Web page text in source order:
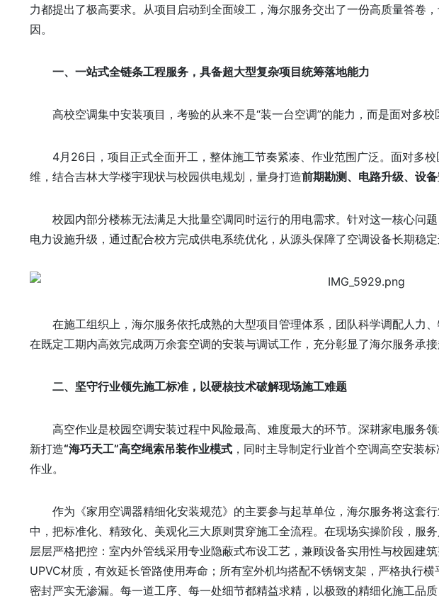
力都提出了极高要求。从项目启动到全面竣工，海尔服务交出了一份高质量答卷
因。
一、一站式全链条工程服务，具备超大型复杂项目统筹落地能力
高校空调集中安装项目，考验的从来不是“装一台空调”的能力，而是面对多
4月26日，项目正式全面开工，整体施工节奏紧凑、作业范围广泛。面对多
维，结合吉林大学楼宇现状与校园供电规划，量身打造前期勘测、电路升级、设
校园内部分楼栋无法满足大批量空调同时运行的用电需求。针对这一核心问
电力设施升级，通过配合校方完成供电系统优化，从源头保障了空调设备长期稳
在施工组织上，海尔服务依托成熟的大型项目管理体系，团队科学调配人力
在既定工期内高效完成两万余套空调的安装与调试工作，充分彰显了海尔服务承
二、坚守行业领先施工标准，以硬核技术破解现场施工难题
高空作业是校园空调安装过程中风险最高、难度最大的环节。深耕家电服务
新打造“海巧天工”高空绳索吊装作业模式 ，同时主导制定行业首个空调高空安装
作业。
作为《家用空调器精细化安装规范》的主要参与起草单位，海尔服务将这套
中，把标准化、精致化、美观化三大原则贯穿施工全流程。在现场实操阶段，服
层层严格把控：室内外管线采用专业隐蔽式布设工艺，兼顾设备实用性与校园建
UPVC材质，有效延长管路使用寿命；所有室外机均搭配不锈钢支架，严格执行
密封严实无渗漏。每一道工序、每一处细节都精益求精，以极致的精细化施工品